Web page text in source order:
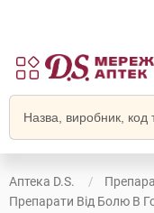
Аптека D.S.
Препарати Від Болю В